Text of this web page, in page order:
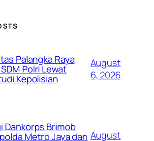
Palangka Raya
Polri Lewat
Kepolisian
August
6, 2026
Dankorps Brimob
Metro Jaya dan August